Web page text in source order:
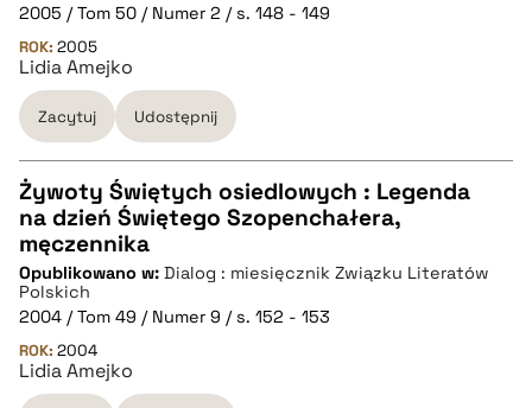
pobierz cytat
BIBTEX
pobierz cytat
2005 / Tom 50 / Numer 2 / s. 148 - 149
ROK: 2005
Lidia Amejko
Zacytuj Udostępnij
CZYSTY TEKST
pobierz cytat
BIBTEX
Żywoty Świętych osiedlowych : Legenda
na dzień Świętego Szopenchałera,
męczennika
Opublikowano w: Dialog : miesięcznik Związku Literatów
Polskich
2004 / Tom 49 / Numer 9 / s. 152 - 153
ROK: 2004
Lidia Amejko